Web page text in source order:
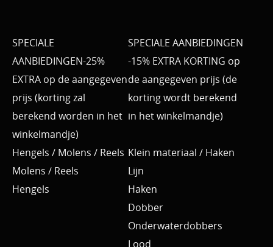
SPECIALE
AANBIEDINGEN-25%
EXTRA op de aangegeven
prijs (korting zal
berekend worden in het
winkelmandje)
SPECIALE AANBIEDINGEN
-15% EXTRA KORTING op
de aangegeven prijs (de
korting wordt berekend
in het winkelmandje)
Hengels / Molens / Reels
Molens / Reels
Hengels
Klein materiaal / Haken
Lijn
Haken
Dobber
Onderwaterdobbers
Lood